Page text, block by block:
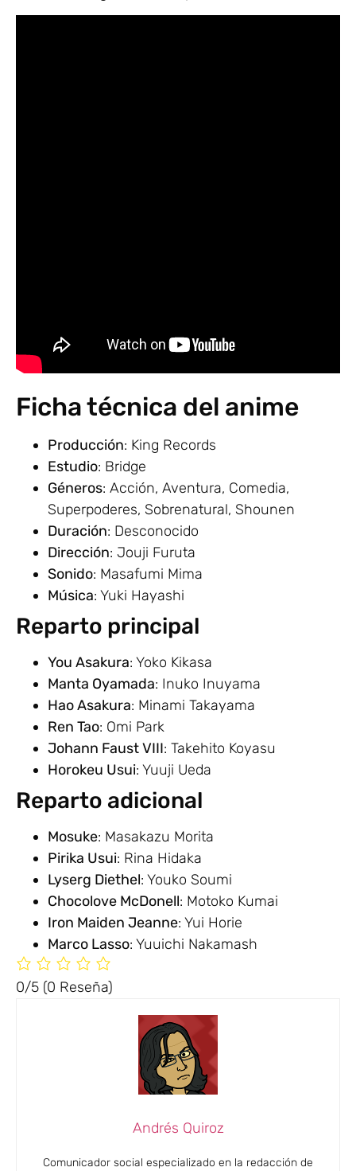
Ficha técnica del anime
Producción: King Records
Estudio: Bridge
Géneros: Acción, Aventura, Comedia,
Superpoderes, Sobrenatural, Shounen
Duración: Desconocido
Dirección: Jouji Furuta
Sonido: Masafumi Mima
Música: Yuki Hayashi
Reparto principal
You Asakura: Yoko Kikasa
Manta Oyamada: Inuko Inuyama
Hao Asakura: Minami Takayama
Ren Tao: Omi Park
Johann Faust VIII: Takehito Koyasu
Horokeu Usui: Yuuji Ueda
Reparto adicional
Mosuke: Masakazu Morita
Pirika Usui: Rina Hidaka
Lyserg Diethel: Youko Soumi
Chocolove McDonell: Motoko Kumai
Iron Maiden Jeanne: Yui Horie
Marco Lasso: Yuuichi Nakamash
0/5 (0 Reseña)
Andrés Quiroz
Comunicador social especializado en la redacción de